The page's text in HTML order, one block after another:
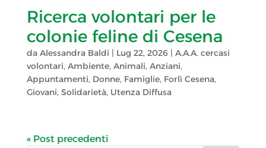
Ricerca volontari per le
colonie feline di Cesena
da Alessandra Baldi | Lug 22, 2026| A.A.A. cercasi
volontari, Ambiente, Animali, Anziani,
Appuntamenti, Donne, Famiglie, Forlì Cesena,
Giovani, Solidarietà, Utenza Diffusa
« Post precedenti